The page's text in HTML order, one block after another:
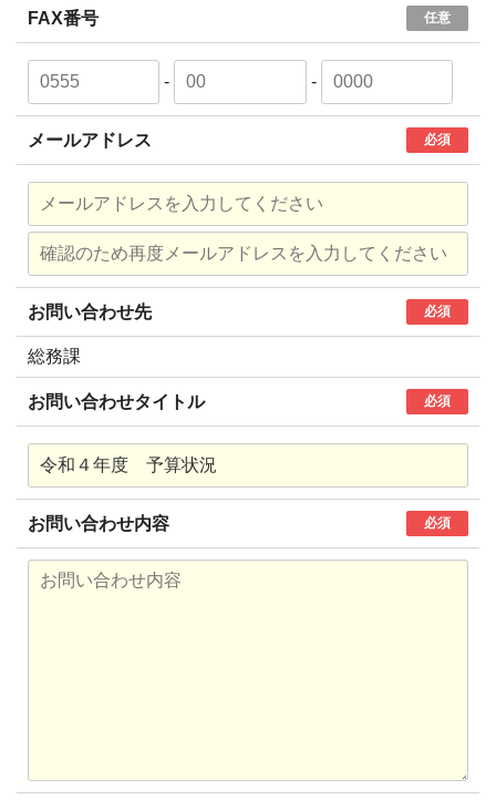
FAX番号 任意
- -
メールアドレス 必須
お問い合わせ先 必須
総務課
お問い合わせタイトル 必須
お問い合わせ内容 必須